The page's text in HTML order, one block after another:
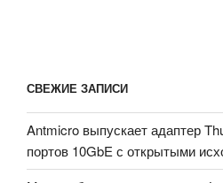
СВЕЖИЕ ЗАПИСИ
Antmicro выпускает адаптер
портов 10GbE с открытыми